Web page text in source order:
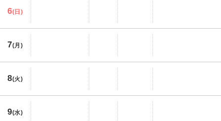
6(日)
7(月)
8(火)
9(水)